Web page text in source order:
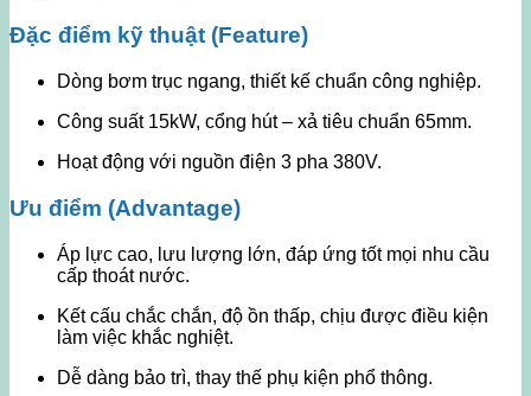
Đặc điểm kỹ thuật (Feature)
Dòng bơm trục ngang, thiết kế chuẩn công nghiệp.
Công suất 15kW, cổng hút – xả tiêu chuẩn 65mm.
Hoạt động với nguồn điện 3 pha 380V.
Ưu điểm (Advantage)
Áp lực cao, lưu lượng lớn, đáp ứng tốt mọi nhu cầu
cấp thoát nước.
Kết cấu chắc chắn, độ ồn thấp, chịu được điều kiện
làm việc khắc nghiệt.
Dễ dàng bảo trì, thay thế phụ kiện phổ thông.